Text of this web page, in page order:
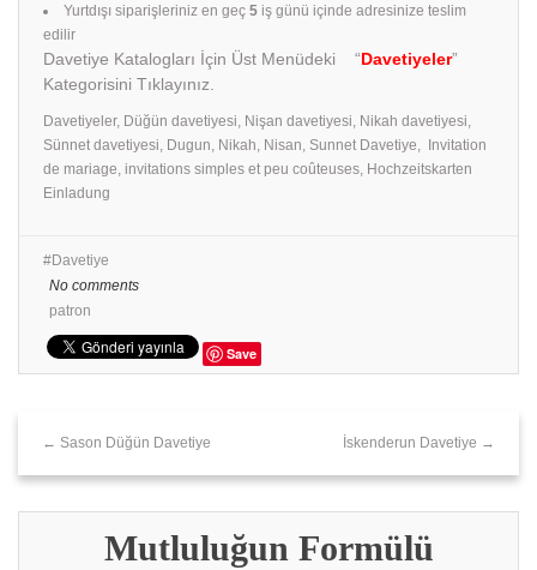
Yurtdışı siparişleriniz en geç 5 iş günü içinde adresinize teslim
edilir
Davetiye Katalogları İçin Üst Menüdeki “Davetiyeler”
Kategorisini Tıklayınız.
Davetiyeler, Düğün davetiyesi, Nişan davetiyesi, Nikah davetiyesi,
Sünnet davetiyesi, Dugun, Nikah, Nisan, Sunnet Davetiye, Invitation
de mariage, invitations simples et peu coûteuses, Hochzeitskarten
Einladung
Davetiye
No comments
patron
Save
← Sason Düğün Davetiye İskenderun Davetiye →
Mutluluğun Formülü